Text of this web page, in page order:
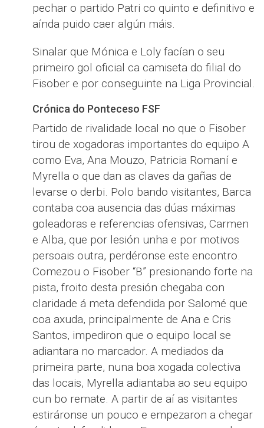
pechar o partido Patri co quinto e definitivo e
aínda puido caer algún máis.
Sinalar que Mónica e Loly facían o seu
primeiro gol oficial ca camiseta do filial do
Fisober e por conseguinte na Liga Provincial.
Crónica do Ponteceso FSF
Partido de rivalidade local no que o Fisober
tirou de xogadoras importantes do equipo A
como Eva, Ana Mouzo, Patricia Romaní e
Myrella o que dan as claves da gañas de
levarse o derbi. Polo bando visitantes, Barca
contaba coa ausencia das dúas máximas
goleadoras e referencias ofensivas, Carmen
e Alba, que por lesión unha e por motivos
persoais outra, perdéronse este encontro.
Comezou o Fisober “B” presionando forte na
pista, froito desta presión chegaba con
claridade á meta defendida por Salomé que
coa axuda, principalmente de Ana e Cris
Santos, impediron que o equipo local se
adiantara no marcador. A mediados da
primeira parte, nuna boa xogada colectiva
das locais, Myrella adiantaba ao seu equipo
cun bo remate. A partir de aí as visitantes
estiráronse un pouco e empezaron a chegar